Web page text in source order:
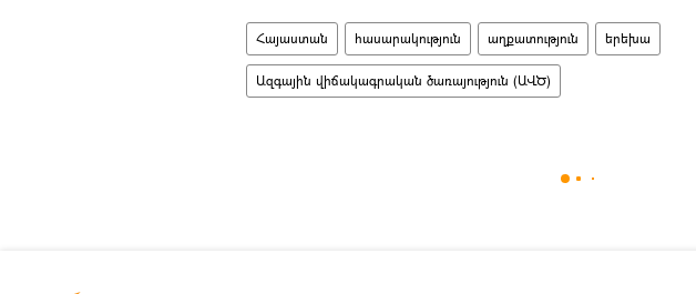
Հայաստան հասարակություն աղքատություն երեխա
Ազգային վիճակագրական ծառայություն (ԱՎԾ)